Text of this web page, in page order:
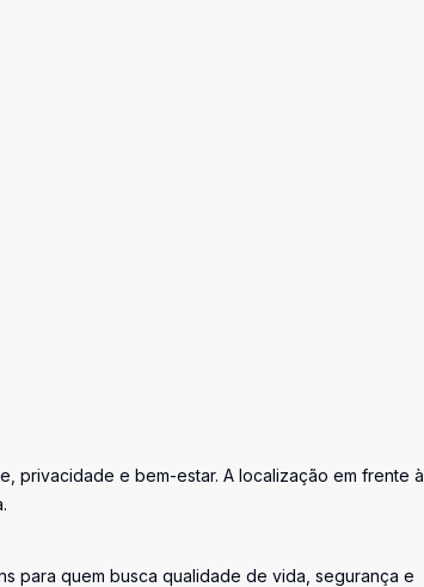
privacidade e bem-estar. A localização em frente à
para quem busca qualidade de vida, segurança e